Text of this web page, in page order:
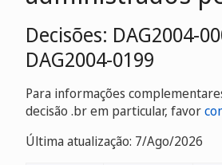
Decisões: DAG2004-
DAG2004-0199
Para informações
decisão .br em particular, favor
Última atualização: 7/Ago/2026